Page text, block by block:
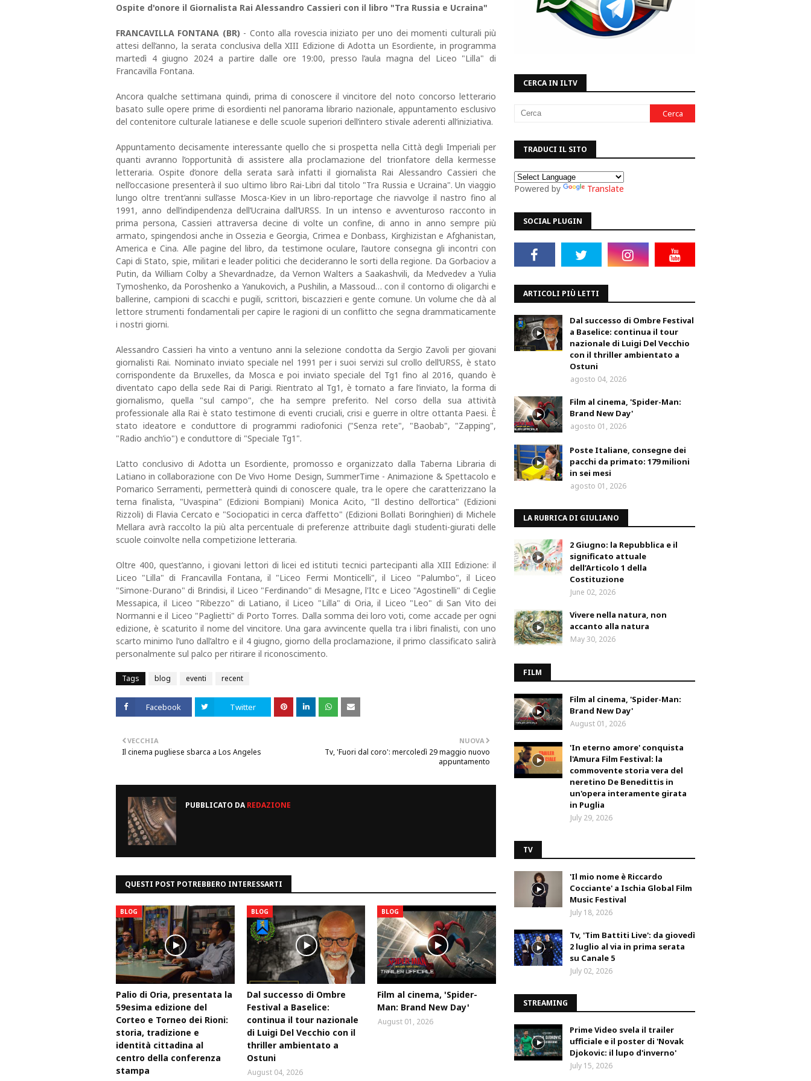
Ospite d'onore il Giornalista Rai Alessandro Cassieri con il libro "Tra Russia e Ucraina"
FRANCAVILLA FONTANA (BR) - Conto alla rovescia iniziato per uno dei momenti culturali più
attesi dell’anno, la serata conclusiva della XIII Edizione di Adotta un Esordiente, in programma
martedì 4 giugno 2024 a partire dalle ore 19:00, presso l’aula magna del Liceo "Lilla" di
Francavilla Fontana.
Ancora qualche settimana quindi, prima di conoscere il vincitore del noto concorso letterario
basato sulle opere prime di esordienti nel panorama librario nazionale, appuntamento esclusivo
del contenitore culturale latianese e delle scuole superiori dell’intero stivale aderenti all’iniziativa.
Appuntamento decisamente interessante quello che si prospetta nella Città degli Imperiali per
quanti avranno l’opportunità di assistere alla proclamazione del trionfatore della kermesse
letteraria. Ospite d’onore della serata sarà infatti il giornalista Rai Alessandro Cassieri che
nell’occasione presenterà il suo ultimo libro Rai-Libri dal titolo "Tra Russia e Ucraina". Un viaggio
lungo oltre trent’anni sull’asse Mosca-Kiev in un libro-reportage che riavvolge il nastro fino al
1991, anno dell’indipendenza dell’Ucraina dall’URSS. In un intenso e avventuroso racconto in
prima persona, Cassieri attraversa decine di volte un confine, di anno in anno sempre più
armato, spingendosi anche in Ossezia e Georgia, Crimea e Donbass, Kirghizistan e Afghanistan,
America e Cina. Alle pagine del libro, da testimone oculare, l’autore consegna gli incontri con
Capi di Stato, spie, militari e leader politici che decideranno le sorti della regione. Da Gorbaciov a
Putin, da William Colby a Shevardnadze, da Vernon Walters a Saakashvili, da Medvedev a Yulia
Tymoshenko, da Poroshenko a Yanukovich, a Pushilin, a Massoud… con il contorno di oligarchi e
ballerine, campioni di scacchi e pugili, scrittori, biscazzieri e gente comune. Un volume che dà al
lettore strumenti fondamentali per capire le ragioni di un conflitto che segna drammaticamente
i nostri giorni.
Alessandro Cassieri ha vinto a ventuno anni la selezione condotta da Sergio Zavoli per giovani
giornalisti Rai. Nominato inviato speciale nel 1991 per i suoi servizi sul crollo dell’URSS, è stato
corrispondente da Bruxelles, da Mosca e poi inviato speciale del Tg1 fino al 2016, quando è
diventato capo della sede Rai di Parigi. Rientrato al Tg1, è tornato a fare l’inviato, la forma di
giornalismo, quella "sul campo", che ha sempre preferito. Nel corso della sua attività
professionale alla Rai è stato testimone di eventi cruciali, crisi e guerre in oltre ottanta Paesi. È
stato ideatore e conduttore di programmi radiofonici ("Senza rete", "Baobab", "Zapping",
"Radio anch’io") e conduttore di "Speciale Tg1".
L’atto conclusivo di Adotta un Esordiente, promosso e organizzato dalla Taberna Libraria di
Latiano in collaborazione con De Vivo Home Design, SummerTime - Animazione & Spettacolo e
Pomarico Serramenti, permetterà quindi di conoscere quale, tra le opere che caratterizzano la
terna finalista, "Uvaspina" (Edizioni Bompiani) Monica Acito, "Il destino dell’ortica" (Edizioni
Rizzoli) di Flavia Cercato e "Sociopatici in cerca d’affetto" (Edizioni Bollati Boringhieri) di Michele
Mellara avrà raccolto la più alta percentuale di preferenze attribuite dagli studenti-giurati delle
scuole coinvolte nella competizione letteraria.
Oltre 400, quest’anno, i giovani lettori di licei ed istituti tecnici partecipanti alla XIII Edizione: il
Liceo "Lilla" di Francavilla Fontana, il "Liceo Fermi Monticelli", il Liceo "Palumbo", il Liceo
"Simone-Durano" di Brindisi, il Liceo "Ferdinando" di Mesagne, l'Itc e Liceo "Agostinelli" di Ceglie
Messapica, il Liceo "Ribezzo" di Latiano, il Liceo "Lilla" di Oria, il Liceo "Leo" di San Vito dei
Normanni e il Liceo "Paglietti" di Porto Torres. Dalla somma dei loro voti, come accade per ogni
edizione, è scaturito il nome del vincitore. Una gara avvincente quella tra i libri finalisti, con uno
scarto minimo l’uno dall’altro e il 4 giugno, giorno della proclamazione, il primo classificato salirà
personalmente sul palco per ritirare il riconoscimento.
Tags blog eventi recent
Facebook Twitter
NUOVA
Tv, 'Fuori dal coro': mercoledì 29 maggio nuovo
appuntamento
VECCHIA
Il cinema pugliese sbarca a Los Angeles
PUBBLICATO DAREDAZIONE
QUESTI POST POTREBBERO INTERESSARTI
BLOG
Palio di Oria, presentata la
59esima edizione del
Corteo e Torneo dei Rioni:
storia, tradizione e
identità cittadina al
centro della conferenza
stampa
BLOG
Dal successo di Ombre
Festival a Baselice:
continua il tour nazionale
di Luigi Del Vecchio con il
thriller ambientato a
Ostuni
August 04, 2026
BLOG
Film al cinema, 'Spider-
Man: Brand New Day'
August 01, 2026
CERCA IN ILTV
TRADUCI IL SITO
Powered by Translate
SOCIAL PLUGIN
ARTICOLI PIÙ LETTI
Dal successo di Ombre Festival
a Baselice: continua il tour
nazionale di Luigi Del Vecchio
con il thriller ambientato a
Ostuni
agosto 04, 2026
Film al cinema, 'Spider-Man:
Brand New Day'
agosto 01, 2026
Poste Italiane, consegne dei
pacchi da primato: 179 milioni
in sei mesi
agosto 01, 2026
LA RUBRICA DI GIULIANO
2 Giugno: la Repubblica e il
significato attuale
dell’Articolo 1 della
Costituzione
June 02, 2026
Vivere nella natura, non
accanto alla natura
May 30, 2026
FILM
Film al cinema, 'Spider-Man:
Brand New Day'
August 01, 2026
'In eterno amore' conquista
l'Amura Film Festival: la
commovente storia vera del
neretino De Benedittis in
un'opera interamente girata
in Puglia
July 29, 2026
TV
'Il mio nome è Riccardo
Cocciante' a Ischia Global Film
Music Festival
July 18, 2026
Tv, 'Tim Battiti Live': da giovedì
2 luglio al via in prima serata
su Canale 5
July 02, 2026
STREAMING
Prime Video svela il trailer
ufficiale e il poster di 'Novak
Djokovic: il lupo d'inverno'
July 15, 2026